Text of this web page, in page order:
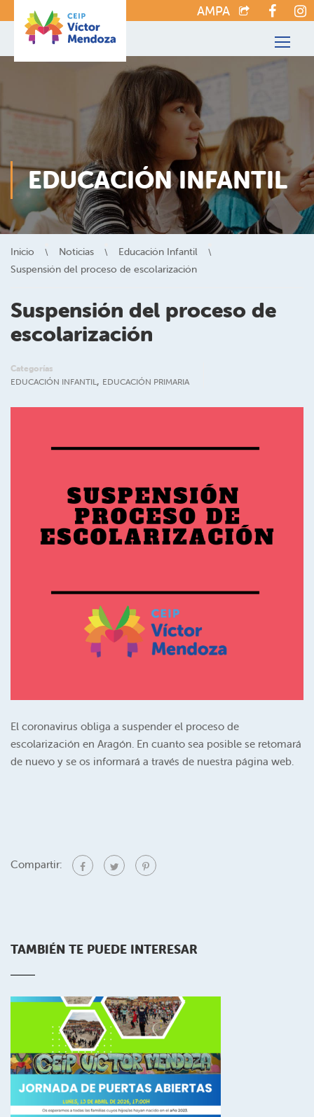
AMPA
EDUCACIÓN INFANTIL
Inicio Noticias
Educación Infantil
Suspensión del proceso de escolarización
Suspensión del proceso de
escolarización
Categorías
EDUCACIÓN INFANTIL, EDUCACIÓN PRIMARIA
El coronavirus obliga a suspender el proceso de
escolarización en Aragón. En cuanto sea posible se retomará
de nuevo y se os informará a través de nuestra página web.
Compartir:
TAMBIÉN TE PUEDE INTERESAR